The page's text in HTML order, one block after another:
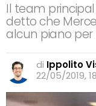
Il team
detto che
alcun piano per
di Ippolito
22/05/2019,